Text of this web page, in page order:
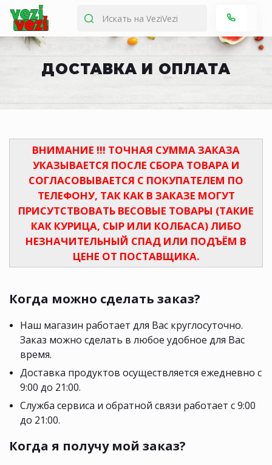
ДОСТАВКА И ОПЛАТА
ВНИМАНИЕ !!! ТОЧНАЯ СУММА ЗАКАЗА
УКАЗЫВАЕТСЯ ПОСЛЕ СБОРА ТОВАРА И
СОГЛАСОВЫВАЕТСЯ С ПОКУПАТЕЛЕМ ПО
ТЕЛЕФОНУ, ТАК КАК В ЗАКАЗЕ МОГУТ
ПРИСУТСТВОВАТЬ ВЕСОВЫЕ ТОВАРЫ (ТАКИЕ
КАК КУРИЦА, СЫР ИЛИ КОЛБАСА) ЛИБО
НЕЗНАЧИТЕЛЬНЫЙ СПАД ИЛИ ПОДЪЁМ В
ЦЕНЕ ОТ ПОСТАВЩИКА.
Когда можно сделать заказ?
Наш магазин работает для Вас круглосуточно.
Заказ можно сделать в любое удобное для Вас
время.
Доставка продуктов осуществляется ежедневно с
9:00 до 21:00.
Служба сервиса и обратной связи работает с 9:00
до 21:00.
Когда я получу мой заказ?